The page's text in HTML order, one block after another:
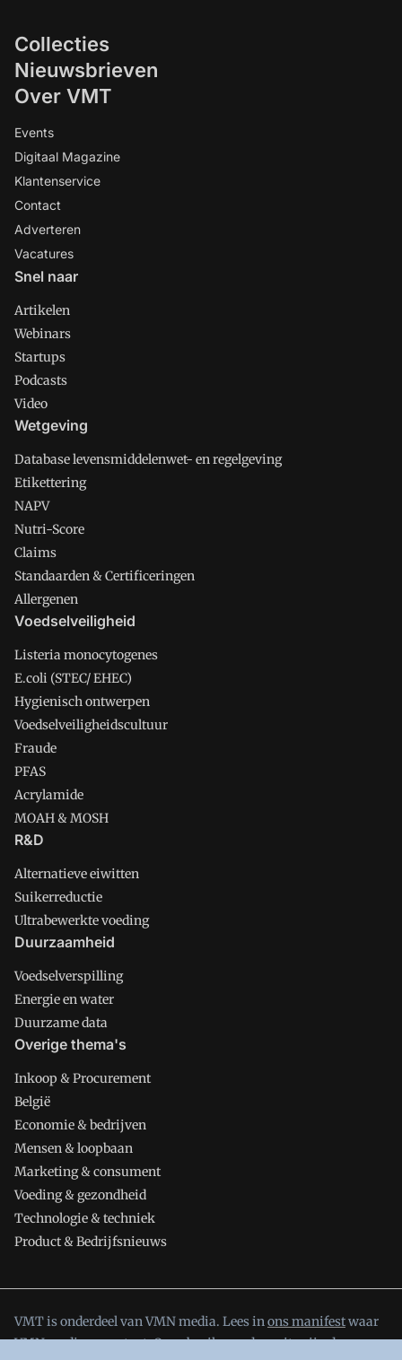
Collecties
Nieuwsbrieven
Over VMT
Events
Digitaal Magazine
Klantenservice
Contact
Adverteren
Vacatures
Snel naar
Artikelen
Webinars
Startups
Podcasts
Video
Wetgeving
Database levensmiddelenwet- en regelgeving
Etikettering
NAPV
Nutri-Score
Claims
Standaarden & Certificeringen
Allergenen
Voedselveiligheid
Listeria monocytogenes
E.coli (STEC/ EHEC)
Hygienisch ontwerpen
Voedselveiligheidscultuur
Fraude
PFAS
Acrylamide
MOAH & MOSH
R&D
Alternatieve eiwitten
Suikerreductie
Ultrabewerkte voeding
Duurzaamheid
Voedselverspilling
Energie en water
Duurzame data
Overige thema's
Inkoop & Procurement
België
Economie & bedrijven
Mensen & loopbaan
Marketing & consument
Voeding & gezondheid
Technologie & techniek
Product & Bedrijfsnieuws
VMT is onderdeel van VMN media. Lees inons manifestwaar
VMN media voor staat. Op gebruik van deze site zijn de